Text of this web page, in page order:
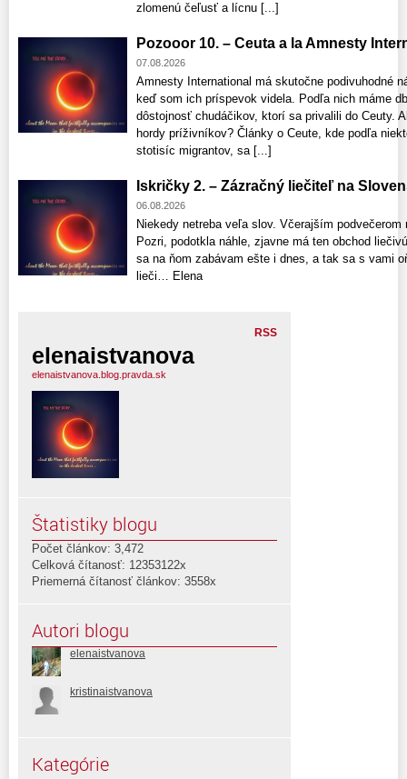
zlomenú čeľusť a lícnu [...]
Pozooor 10. – Ceuta a la Amnesty
07.08.2026
Amnesty International má skutočne podivuhodné
keď som ich príspevok videla. Podľa nich máme
dôstojnosť chudáčikov, ktorí sa privalili do Ceuty.
hordy príživníkov? Články o Ceute, kde podľa
stotisíc migrantov, sa [...]
Iskričky 2. – Zázračný liečiteľ na
06.08.2026
Niekedy netreba veľa slov. Včerajším
Pozri, podotkla náhle, zjavne má ten obchod
sa na ňom zabávam ešte i dnes, a tak sa s vami
lieči… Elena
RSS
elenaistvanova
elenaistvanova.blog.pravda.sk
Štatistiky blogu
Počet článkov: 3,472
Celková čítanosť: 12353122x
Priemerná čítanosť článkov: 3558x
Autori blogu
elenaistvanova
kristinaistvanova
Kategórie